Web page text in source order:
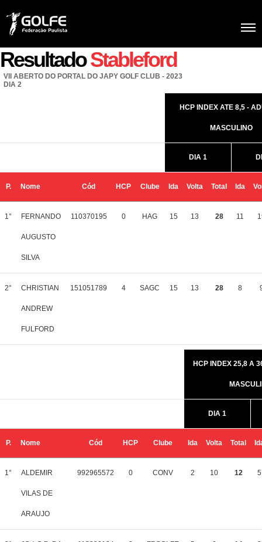
ResultadoStableford
VII ABERTO DO PORTAL DO JAPY GOLF CLUB - 2023
DIA 2
HCP INDEX ATE 8,5 -
MASCULINO
DIA 1
P. Nome Cód HCP Clube Ida Volta Total Ida
1° FERNANDO
AUGUSTO
SILVA
110370195 0 HAG 15 13 28 11
2° CHRISTIAN
ANDREW
FULFORD
151051789 4 SAGC 15 13 28 8
HCP INDEX 25,8 A
DIA 1
P. Nome Cód HCP Clube Ida Volta Total
1° ALDEMIR
VILAS DE
ARAUJO
992965572 0 CONV 2 10 12 5